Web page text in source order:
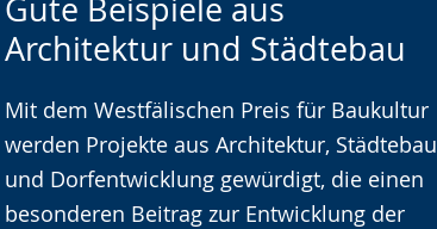
Gute Beispiele aus
Architektur und Städtebau
Leichten
Sprache
Audio-
Unterstützung.
Video
in
Gebärdensprache
wird
angezeigt.
Mit dem Westfälischen Preis für Baukultur
werden Projekte aus Architektur, Städtebau
und Dorfentwicklung gewürdigt, die einen
besonderen Beitrag zur Entwicklung der